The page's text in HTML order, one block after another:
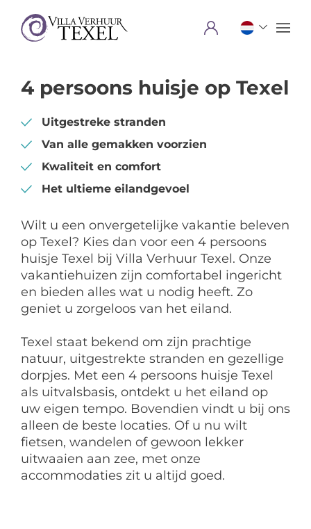
Menu
4 persoons huisje op Texel
Wilt u een onvergetelijke vakantie beleven
op Texel? Kies dan voor een 4 persoons
huisje Texel bij Villa Verhuur Texel. Onze
vakantiehuizen zijn comfortabel ingericht
en bieden alles wat u nodig heeft. Zo
geniet u zorgeloos van het eiland.
Texel staat bekend om zijn prachtige
natuur, uitgestrekte stranden en gezellige
dorpjes. Met een 4 persoons huisje Texel
als uitvalsbasis, ontdekt u het eiland op
uw eigen tempo. Bovendien vindt u bij ons
alleen de beste locaties. Of u nu wilt
fietsen, wandelen of gewoon lekker
uitwaaien aan zee, met onze
accommodaties zit u altijd goed.
Uitgestreke stranden
Van alle gemakken voorzien
Kwaliteit en comfort
Het ultieme eilandgevoel